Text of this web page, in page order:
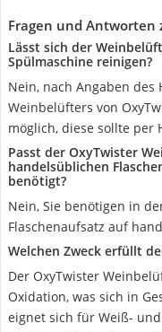
Fragen und
Lässt sich der
Spülmaschine reinigen?
Nein, nach Angaben
Weinbelüfters von
möglich, diese sollte per
Passt der OxyTwister
handelsüblichen
benötigt?
Nein, Sie benötigen in
Flaschenaufsatz auf
Welchen Zweck erfüllt
Der OxyTwister
Oxidation, was sich in
eignet sich für Weiß-